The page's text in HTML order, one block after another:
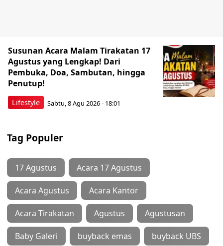
Lifestyle
Susunan Acara Malam Tirakatan 17
Agustus yang Lengkap! Dari
Pembuka, Doa, Sambutan, hingga
Penutup!
Sabtu, 8 Agu 2026 - 18:01
Tag Populer
17 Agustus Acara 17 Agustus
Acara Agustus Acara Kantor
Acara Tirakatan Agustus Agustusan
Baby Galeri buyback emas buyback UBS